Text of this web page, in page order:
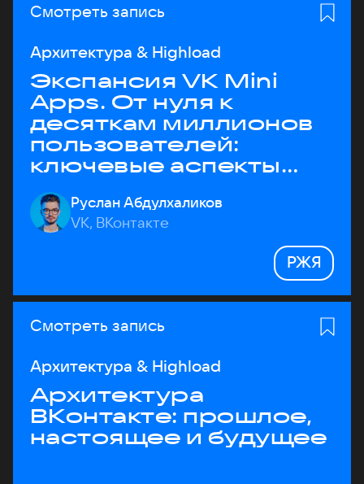
Смотреть запись
Архитектура & Highload
Экспансия VK Mini
Apps. От нуля к
десяткам миллионов
пользователей:
ключевые аспекты
архитектуры
Руслан Абдулхаликов
VK, ВКонтакте
РЖЯ
Смотреть запись
Архитектура & Highload
Архитектура
ВКонтакте: прошлое,
настоящее и будущее